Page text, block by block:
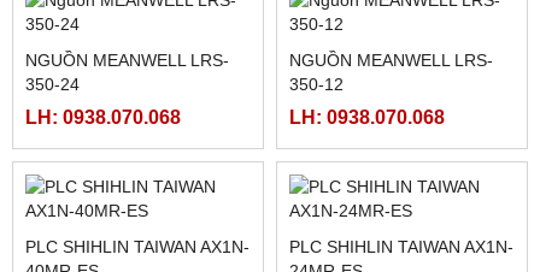
PWS5610T-S